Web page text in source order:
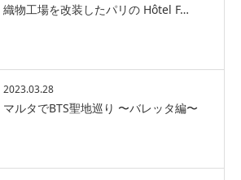
織物工場を改装したパリの Hôtel F…
2023.03.28
マルタでBTS聖地巡り 〜バレッタ編〜